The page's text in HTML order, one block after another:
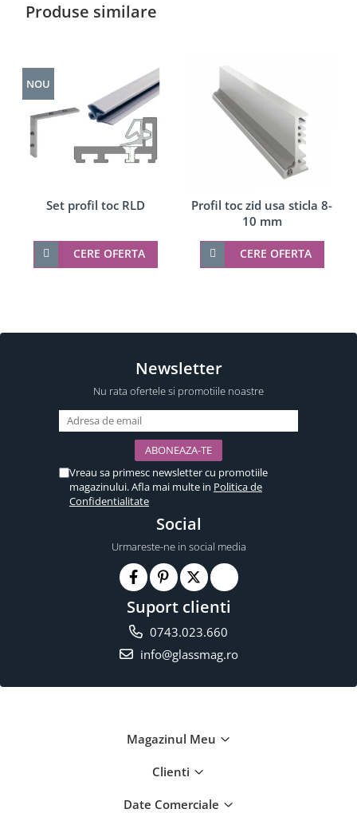
Produse similare
NOU
Set profil toc RLD
CERE OFERTA
Profil toc zid usa sticla 8-
10 mm
CERE OFERTA
Newsletter
Nu rata ofertele si promotiile noastre
Vreau sa primesc newsletter cu promotiile
magazinului. Afla mai multe in Politica de
Confidentialitate
Social
Urmareste-ne in social media
Suport clienti
0743.023.660
info@glassmag.ro
Magazinul Meu
Clienti
Date Comerciale